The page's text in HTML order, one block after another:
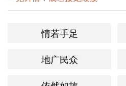
情若手足
地广民众